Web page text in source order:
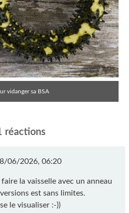
vidanger sa BSA
réactions
06/2026, 06:20
faire la vaisselle avec un anneau
est sans limites.
le visualiser :-))